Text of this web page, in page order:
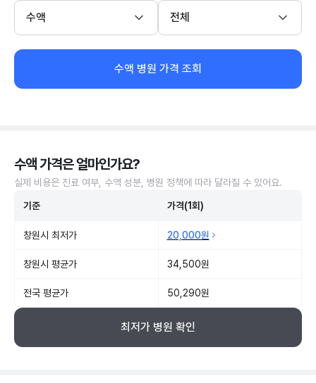
수액 전체
수액 병원 가격 조회
수액 가격은 얼마인가요?
실제 비용은 진료 여부, 수액 성분, 병원 정책에 따라 달라질 수 있어요.
기준 가격(1회)
창원시 최저가 20,000원
창원시 평균가 34,500원
전국 평균가 50,290원
최저가 병원 확인